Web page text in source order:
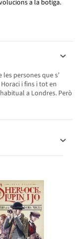
a la botiga.
persones que s’
i fins i tot en
a Londres. Però